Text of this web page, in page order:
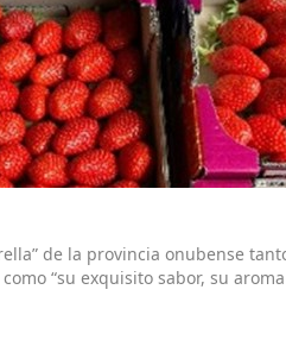
de la provincia onubense
“su exquisito sabor, su